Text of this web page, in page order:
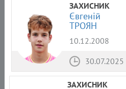
ЗАХИСНИК
Євгеній
ТРОЯН
10.12.2008
30.07.2025
ЗАХИСНИК